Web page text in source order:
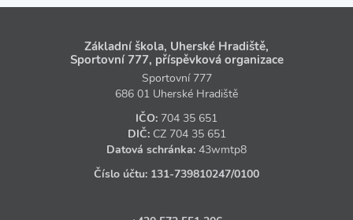
Základní škola, Uherské Hradiště,
Sportovní 777, příspěvková organizace
Sportovní 777
686 01 Uherské Hradiště
IČO: 704 35 651
DIČ: CZ 704 35 651
Datová schránka: 43wmtp8
Číslo účtu: 131‑739810247/0100